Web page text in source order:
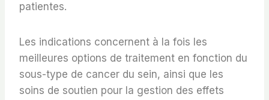
patientes.
Les indications concernent à la fois les
meilleures options de traitement en fonction du
sous-type de cancer du sein, ainsi que les
soins de soutien pour la gestion des effets